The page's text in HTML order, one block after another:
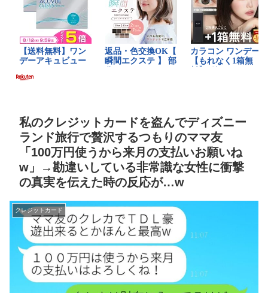
私のクレジットカードを盗んでディズニー
ランド旅行で贅沢するつもりのママ友
「100万円使うから来月の支払いお願いね
w」→勘違いしている非常識な女性に衝撃
の真実を伝えた時の反応が…w
クレジットカード